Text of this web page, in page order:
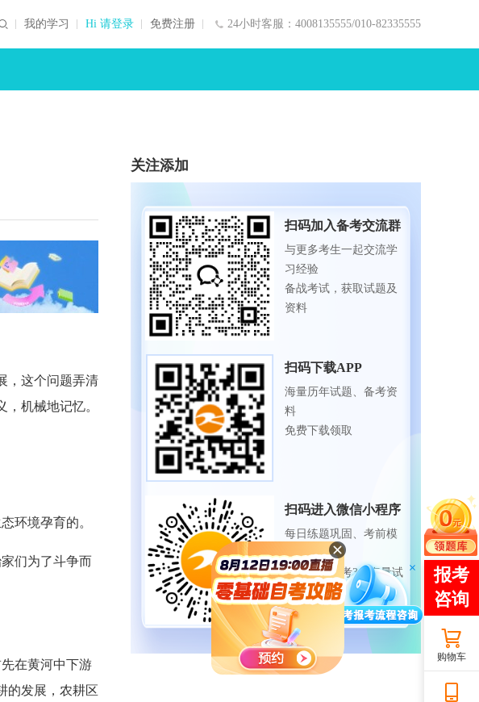
24小时客服：4008135555/010-82335555
我的学习 Hi 请登录 免费注册
，这个问题弄清
机械地记忆。
环境孕育的。
们为了斗争而
在黄河中下游
的发展，农耕区
关注添加
扫码加入备考交流群
与更多考生一起交流学
习经验
备战考试，获取试题及
资料
扫码下载APP
海量历年试题、备考资
料
免费下载领取
扫码进入微信小程序
每日练题巩固、考前模
拟实战
免费体验自考365海量试
题
购物车